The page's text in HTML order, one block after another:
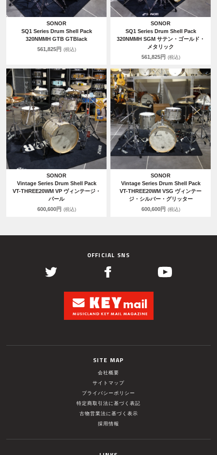
SONOR
SQ1 Series Drum Shell Pack
320NMMH GTB GTBlack
561,825円 (税込)
SONOR
SQ1 Series Drum Shell Pack
320NMMH SGM サテン・ゴールド・
メタリック
561,825円 (税込)
SONOR
Vintage Series Drum Shell Pack
VT-THREE20WM VP ヴィンテージ・
パール
600,600円 (税込)
SONOR
Vintage Series Drum Shell Pack
VT-THREE20WM VSG ヴィンテー
ジ・シルバー・グリッター
600,600円 (税込)
OFFICIAL SNS
SITE MAP
会社概要
サイトマップ
プライバシーポリシー
特定商取引法に基づく表記
古物営業法に基づく表示
採用情報